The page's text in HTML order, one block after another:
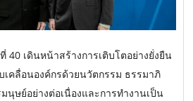
40 เดินหน้าสร้างการเติบโตอย่างยั่งยืน
คลื่อนองค์กรด้วยนวัตกรรม ธรรมาภิ
ษย์อย่างต่อเนื่องและการทำงานเป็น